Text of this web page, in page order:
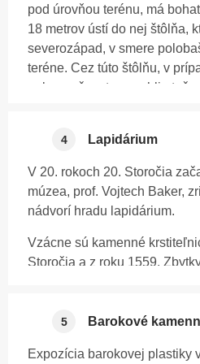
malými oknami, hlinenou
železnými okovami.
V starých protokoloch
bola bašta posmešne
GPS: 48.27335, 18.53284
pod úrovňou terénu, má
18 metrov ústí do nej štôlňa,
severozápad, v smere
teréne. Cez túto štôlňu, v
nebezpečenstva, mohli
Studňa má bohatý prameň,
čase po ich odchode bola
a zabránila ich
GPS: 48.27335, 18.53284
4 Lapidárium
V 20. rokoch 20. Storočia
múzea, prof. Vojtech Baker,
nádvorí hradu lapidárium.
Vzácne sú kamenné
Storočia a z roku 1559.
barokové, pochádzajúce z
z verejných budov, z
5 Barokové
Expozícia barokovej plastiky